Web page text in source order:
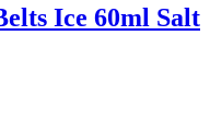
Ice 60ml Salt